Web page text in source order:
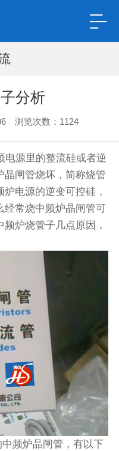
分析
浏览次数： 1124
源里的整流硅或者逆
晶闸管烧坏，简称烧管
电源的逆变可控硅，
经常烧中频炉晶闸管可
炉烧管子几点原因，
频炉晶闸管，有以下